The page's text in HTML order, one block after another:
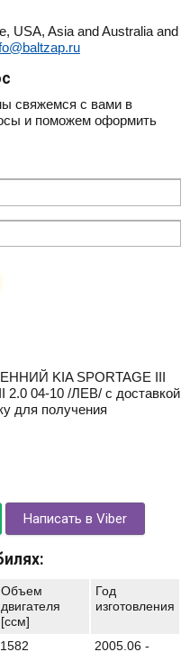
USA, Asia and Australia and
свяжемся с вами в
и поможем оформить
KIA SPORTAGE III
2.0 04-10 /ЛЕВ/ с доставкой
для получения
Написать в Viber
Объем
двигателя
[ccм]
Год
изготовления
1582 2005.06 -